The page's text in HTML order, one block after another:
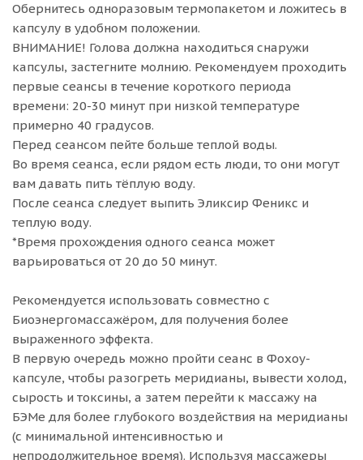
Обернитесь одноразовым термопакетом и ложитесь в
капсулу в удобном положении.
ВНИМАНИЕ! Голова должна находиться снаружи
капсулы, застегните молнию. Рекомендуем проходить
первые сеансы в течение короткого периода
времени: 20-30 минут при низкой температуре
примерно 40 градусов.
Перед сеансом пейте больше теплой воды.
Во время сеанса, если рядом есть люди, то они могут
вам давать пить тёплую воду.
После сеанса следует выпить Эликсир Феникс и
теплую воду.
*Время прохождения одного сеанса может
варьироваться от 20 до 50 минут.
Рекомендуется использовать совместно с
Биоэнергомассажёром, для получения более
выраженного эффекта.
В первую очередь можно пройти сеанс в Фохоу-
капсуле, чтобы разогреть меридианы, вывести холод,
сырость и токсины, а затем перейти к массажу на
БЭМе для более глубокого воздействия на меридианы
(с минимальной интенсивностью и
непродолжительное время). Используя массажеры